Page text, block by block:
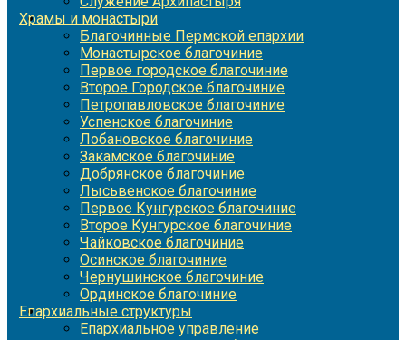
Храмы и монастыри
Благочинные Пермской епархии
Монастырское благочиние
Первое городское благочиние
Второе Городское благочиние
Петропавловское благочиние
Успенское благочиние
Лобановское благочиние
Закамское благочиние
Добрянское благочиние
Лысьвенское благочиние
Первое Кунгурское благочиние
Второе Кунгурское благочиние
Чайковское благочиние
Осинское благочиние
Чернушинское благочиние
Ординское благочиние
Епархиальные структуры
Епархиальное управление